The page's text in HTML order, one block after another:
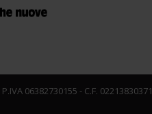
06382730155 - C.F. 02213830371